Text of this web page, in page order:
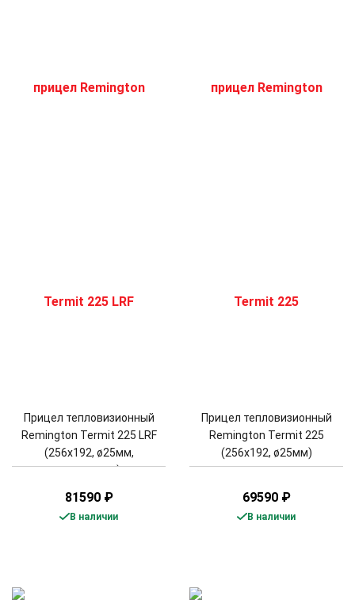
Прицел тепловизионный
Remington Termit 225 LRF
(256х192, ø25мм,
дальномер)
81590 ₽
В наличии
Прицел тепловизионный
Remington Termit 225
(256х192, ø25мм)
69590 ₽
В наличии